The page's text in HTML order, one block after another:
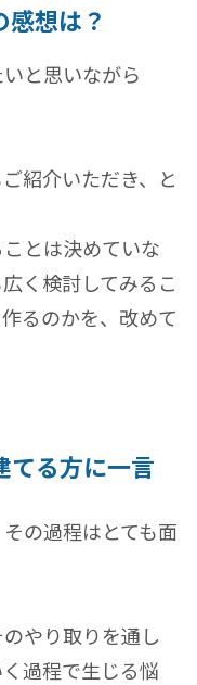
想は？
と思いながら
紹介いただき、と
とは決めていな
く検討してみるこ
るのかを、改めて
てる方に一言
の過程はとても面
やり取りを通し
過程で生じる悩